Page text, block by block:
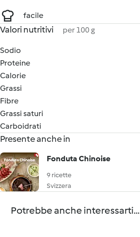
facile
Valori nutritivi per 100 g
Sodio
Proteine
Calorie
Grassi
Fibre
Grassi saturi
Carboidrati
Presente anche in
Fonduta Chinoise
9 ricette
Svizzera
Potrebbe anche interessarti...